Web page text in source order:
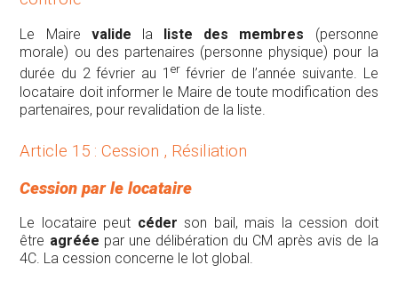
Le Maire valide la liste des membres (personne
morale) ou des partenaires (personne physique) pour la
durée du 2 février au 1 er février de l’année suivante. Le
locataire doit informer le Maire de toute modification des
partenaires, pour revalidation de la liste.
Article 15 : Cession , Résiliation
Cession par le locataire
Le locataire peut céder son bail, mais la cession doit
être agréée par une délibération du CM après avis de la
4C. La cession concerne le lot global.